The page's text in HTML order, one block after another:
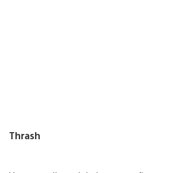
Thrash